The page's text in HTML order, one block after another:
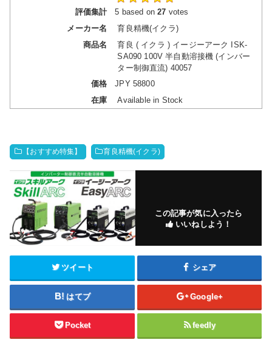
評価集計
5 based on27 votes
メーカー名
育良精機(イクラ)
商品名
育良 ( イクラ ) イージーアーク ISK-
SA090 100V 半自動溶接機 (インバー
ター制御直流) 40057
価格
JPY58800
在庫
Available in Stock
【おすすめ特集】 育良精機(イクラ)
この記事が気に入ったら
いいねしよう！
ツイート シェア
はてブ Google+
Pocket feedly